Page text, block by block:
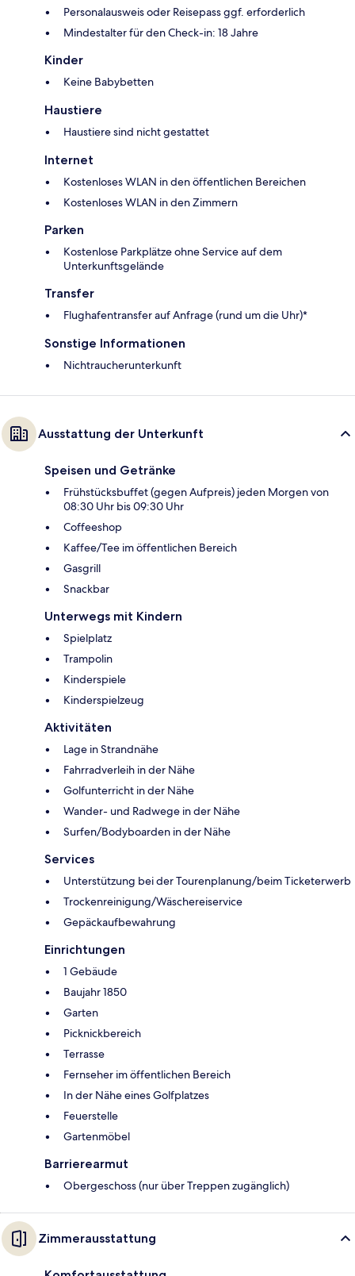
Personalausweis oder Reisepass ggf. erforderlich
Mindestalter für den Check-in: 18 Jahre
Kinder
Keine Babybetten
Haustiere
Haustiere sind nicht gestattet
Internet
Kostenloses WLAN in den öffentlichen Bereichen
Kostenloses WLAN in den Zimmern
Parken
Kostenlose Parkplätze ohne Service auf dem
Unterkunftsgelände
Transfer
Flughafentransfer auf Anfrage (rund um die Uhr)*
Sonstige Informationen
Nichtraucherunterkunft
Ausstattung der Unterkunft
Speisen und Getränke
Frühstücksbuffet (gegen Aufpreis) jeden Morgen von
08:30 Uhr bis 09:30 Uhr
Coffeeshop
Kaffee/Tee im öffentlichen Bereich
Gasgrill
Snackbar
Unterwegs mit Kindern
Spielplatz
Trampolin
Kinderspiele
Kinderspielzeug
Aktivitäten
Lage in Strandnähe
Fahrradverleih in der Nähe
Golfunterricht in der Nähe
Wander- und Radwege in der Nähe
Surfen/Bodyboarden in der Nähe
Services
Unterstützung bei der Tourenplanung/beim Ticketerwerb
Trockenreinigung/Wäschereiservice
Gepäckaufbewahrung
Einrichtungen
1 Gebäude
Baujahr 1850
Garten
Picknickbereich
Terrasse
Fernseher im öffentlichen Bereich
In der Nähe eines Golfplatzes
Feuerstelle
Gartenmöbel
Barrierearmut
Obergeschoss (nur über Treppen zugänglich)
Zimmerausstattung